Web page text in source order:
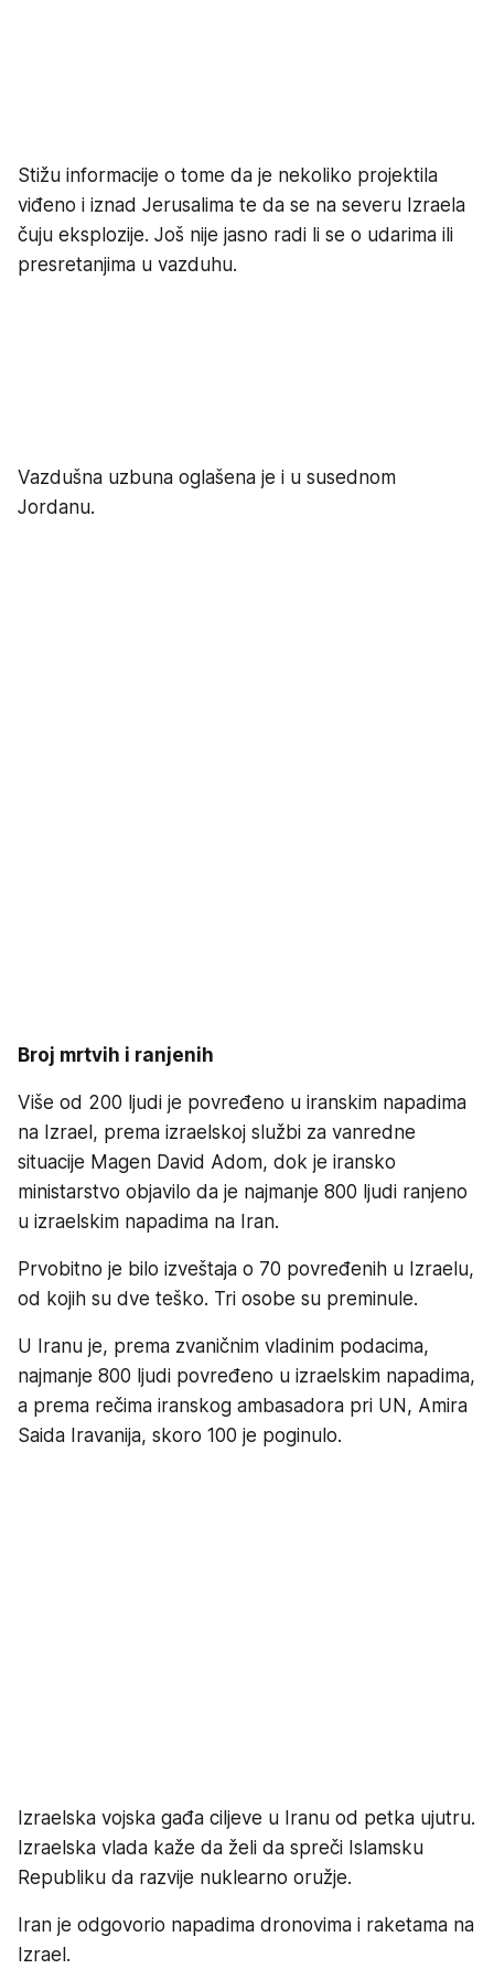
Stižu informacije o tome da je nekoliko projektila
viđeno i iznad Jerusalima te da se na severu Izraela
čuju eksplozije. Još nije jasno radi li se o udarima ili
presretanjima u vazduhu.
Vazdušna uzbuna oglašena je i u susednom
Jordanu.
Broj mrtvih i ranjenih
Više od 200 ljudi je povređeno u iranskim napadima
na Izrael, prema izraelskoj službi za vanredne
situacije Magen David Adom, dok je iransko
ministarstvo objavilo da je najmanje 800 ljudi ranjeno
u izraelskim napadima na Iran.
Prvobitno je bilo izveštaja o 70 povređenih u Izraelu,
od kojih su dve teško. Tri osobe su preminule.
U Iranu je, prema zvaničnim vladinim podacima,
najmanje 800 ljudi povređeno u izraelskim napadima,
a prema rečima iranskog ambasadora pri UN, Amira
Saida Iravanija, skoro 100 je poginulo.
Izraelska vojska gađa ciljeve u Iranu od petka ujutru.
Izraelska vlada kaže da želi da spreči Islamsku
Republiku da razvije nuklearno oružje.
Iran je odgovorio napadima dronovima i raketama na
Izrael.